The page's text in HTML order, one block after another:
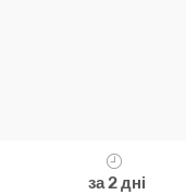
за 2 дні